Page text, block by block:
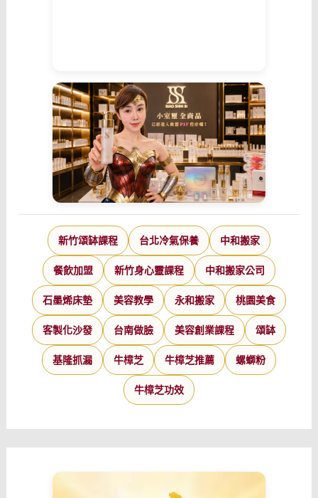
新竹頌缽課程 台北冷氣保養 中和搬家
餐飲加盟 新竹身心靈課程 中和搬家公司
石墨烯床墊 美容教學 永和搬家 桃園美食
客製化沙發 台南做臉 美容創業課程 頌缽
基隆抓漏 牛樟芝 牛樟芝推薦 螺螄粉
牛樟芝功效